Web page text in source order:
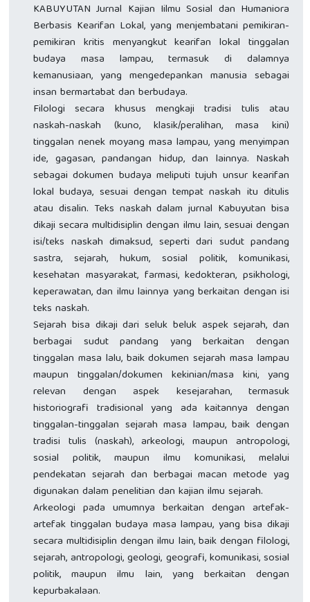
KABUYUTAN Jurnal Kajian Iilmu Sosial dan Humaniora
Berbasis Kearifan Lokal, yang menjembatani pemikiran-
pemikiran kritis menyangkut kearifan lokal tinggalan
budaya masa lampau, termasuk di dalamnya
kemanusiaan, yang mengedepankan manusia sebagai
insan bermartabat dan berbudaya.
Filologi secara khusus mengkaji tradisi tulis atau
naskah-naskah (kuno, klasik/peralihan, masa kini)
tinggalan nenek moyang masa lampau, yang menyimpan
ide, gagasan, pandangan hidup, dan lainnya. Naskah
sebagai dokumen budaya meliputi tujuh unsur kearifan
lokal budaya, sesuai dengan tempat naskah itu ditulis
atau disalin. Teks naskah dalam jurnal Kabuyutan bisa
dikaji secara multidisiplin dengan ilmu lain, sesuai dengan
isi/teks naskah dimaksud, seperti dari sudut pandang
sastra, sejarah, hukum, sosial politik, komunikasi,
kesehatan masyarakat, farmasi, kedokteran, psikhologi,
keperawatan, dan ilmu lainnya yang berkaitan dengan isi
teks naskah.
Sejarah bisa dikaji dari seluk beluk aspek sejarah, dan
berbagai sudut pandang yang berkaitan dengan
tinggalan masa lalu, baik dokumen sejarah masa lampau
maupun tinggalan/dokumen kekinian/masa kini, yang
relevan dengan aspek kesejarahan, termasuk
historiografi tradisional yang ada kaitannya dengan
tinggalan-tinggalan sejarah masa lampau, baik dengan
tradisi tulis (naskah), arkeologi, maupun antropologi,
sosial politik, maupun ilmu komunikasi, melalui
pendekatan sejarah dan berbagai macan metode yag
digunakan dalam penelitian dan kajian ilmu sejarah.
Arkeologi pada umumnya berkaitan dengan artefak-
artefak tinggalan budaya masa lampau, yang bisa dikaji
secara multidisiplin dengan ilmu lain, baik dengan filologi,
sejarah, antropologi, geologi, geografi, komunikasi, sosial
politik, maupun ilmu lain, yang berkaitan dengan
kepurbakalaan.